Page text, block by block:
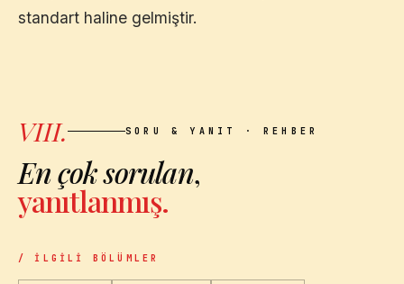
standart haline gelmiştir.
VIII. SORU & YANIT · REHBER
En çok sorulan,
yanıtlanmış.
/ İLGILI BÖLÜMLER